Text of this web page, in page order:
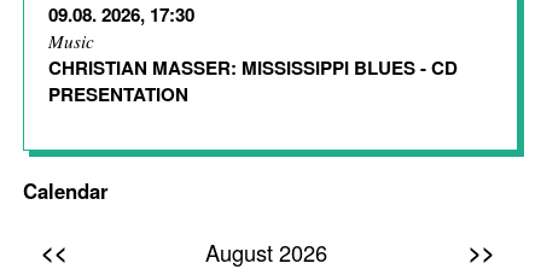
09.08. 2026, 17:30
Music
CHRISTIAN MASSER: MISSISSIPPI BLUES - CD
PRESENTATION
Calendar
<< August 2026 >>